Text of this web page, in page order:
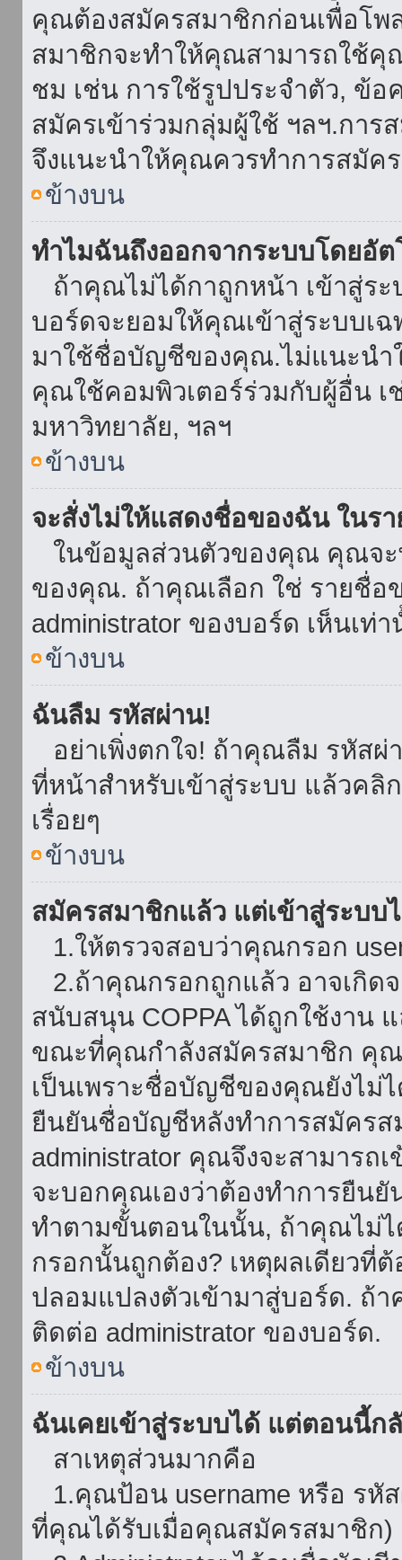
คุณต้องสมัครสมาชิกก่อนเพื่อโพ
สมาชิกจะทำให้คุณสามารถใช้คุ
ชม เช่น การใช้รูปประจำตัว, ข้อ
สมัครเข้าร่วมกลุ่มผู้ใช้ ฯลฯ.การ
จึงแนะนำให้คุณควรทำการสมัค
ข้างบน
ทำไมฉันถึงออกจากระบบโดยอั
ถ้าคุณไม่ได้กาถูกหน้า เข้าสู่ร
บอร์ดจะยอมให้คุณเข้าสู่ระบบเ
มาใช้ชื่อบัญชีของคุณ.ไม่แนะนำ
คุณใช้คอมพิวเตอร์ร่วมกับผู้อื่น เ
มหาวิทยาลัย, ฯลฯ
ข้างบน
จะสั่งไม่ให้แสดงชื่อของฉัน ในร
ในข้อมูลส่วนตัวของคุณ คุณจะ
ของคุณ. ถ้าคุณเลือก ใช่ รายชื่
administrator ของบอร์ด เห็นเ
ข้างบน
ฉันลืม รหัสผ่าน!
อย่าเพิ่งตกใจ! ถ้าคุณลืม รหัสผ่
ที่หน้าสำหรับเข้าสู่ระบบ แล้วค
เรื่อยๆ
ข้างบน
สมัครสมาชิกแล้ว แต่เข้าสู่ระบบ
1.ให้ตรวจสอบว่าคุณกรอก
2.ถ้าคุณกรอกถูกแล้ว อาจเกิด
สนับสนุน COPPA ได้ถูกใช้งาน
ขณะที่คุณกำลังสมัครสมาชิก คุ
เป็นเพราะชื่อบัญชีของคุณยังไม่
ยืนยันชื่อบัญชีหลังทำการสมัครส
administrator คุณจึงจะสามาร
จะบอกคุณเองว่าต้องทำการยืน
ทำตามขั้นตอนในนั้น, ถ้าคุณไม่
กรอกนั้นถูกต้อง? เหตุผลเดียวที่
ปลอมแปลงตัวเข้ามาสู่บอร์ด. ถ้
ติดต่อ administrator ของบอร์ด.
ข้างบน
ฉันเคยเข้าสู่ระบบได้ แต่ตอนนี้ก
สาเหตุส่วนมากคือ
1.คุณป้อน username หรือ รหั
ที่คุณได้รับเมื่อคุณสมัครสมาชิก)